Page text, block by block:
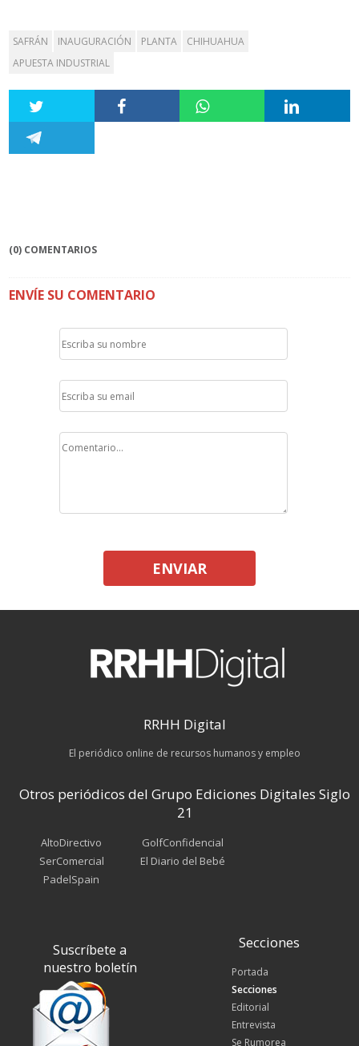
SAFRÁN INAUGURACIÓN PLANTA
CHIHUAHUA
APUESTA INDUSTRIAL
(0) COMENTARIOS
ENVÍE SU COMENTARIO
ENVIAR
RRHH Digital
El periódico online de recursos humanos y empleo
Otros periódicos del Grupo Ediciones Digitales Siglo
21
AltoDirectivo
SerComercial
PadelSpain
GolfConfidencial
El Diario del Bebé
Suscríbete a
nuestro boletín
Secciones
Portada
Secciones
Editorial
Entrevista
Se Rumorea